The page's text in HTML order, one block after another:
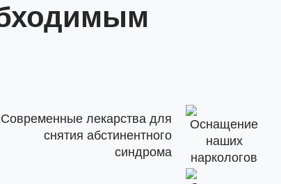
Современные лекарства для
снятия абстинентного
синдрома